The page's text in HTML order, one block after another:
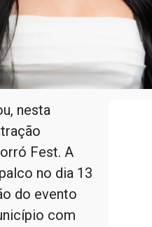
nesta
Fest. A
no dia 13
do evento
com